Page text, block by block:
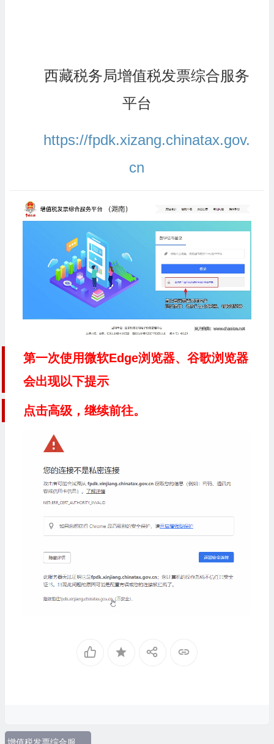
西藏税务局增值税发票综合服务
平台
https://fpdk.xizang.chinatax.gov.
cn
第一次使用微软Edge浏览器、谷歌浏览器
会出现以下提示
点击高级，继续前往。